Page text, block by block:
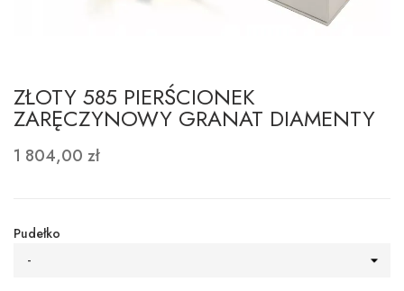
ZŁOTY 585 PIERŚCIONEK
ZARĘCZYNOWY GRANAT DIAMENTY
1 804,00 zł
Pudełko
-